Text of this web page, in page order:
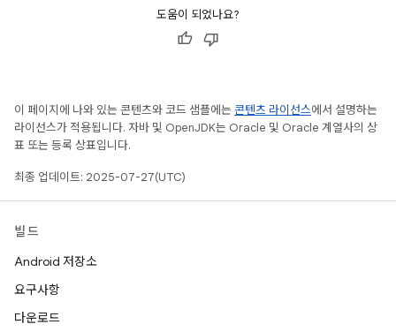
도움이 되었나요?
이 페이지에 나와 있는 콘텐츠와 코드 샘플에는 콘텐츠 라이선스에서 설명하는
라이선스가 적용됩니다. 자바 및 OpenJDK는 Oracle 및 Oracle 계열사의 상
표 또는 등록 상표입니다.
최종 업데이트: 2025-07-27(UTC)
빌드
Android 저장소
요구사항
다운로드